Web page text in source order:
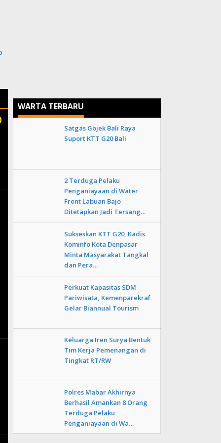
WARTA TERBARU
Satgas Gojek Bali Raya
Suport KTT G20 Bali
2 Terduga Pelaku
Penganiayaan di Water
Front Labuan Bajo
Ditetapkan Jadi Tersang…
Sukseskan KTT G20, Kadis
Kominfo Kota Denpasar
Minta Masyarakat Tangkal
dan Pera…
Perkuat Kapasitas SDM
Pariwisata, Kemenparekraf
Gelar Biannual Tourism
Keluarga Iren Surya Bentuk
Tim Kerja Pemenangan di
Tingkat RT/RW
Polres Mabar Akhirnya
Berhasil Amankan 8 Orang
Terduga Pelaku
Penganiayaan di Wa…